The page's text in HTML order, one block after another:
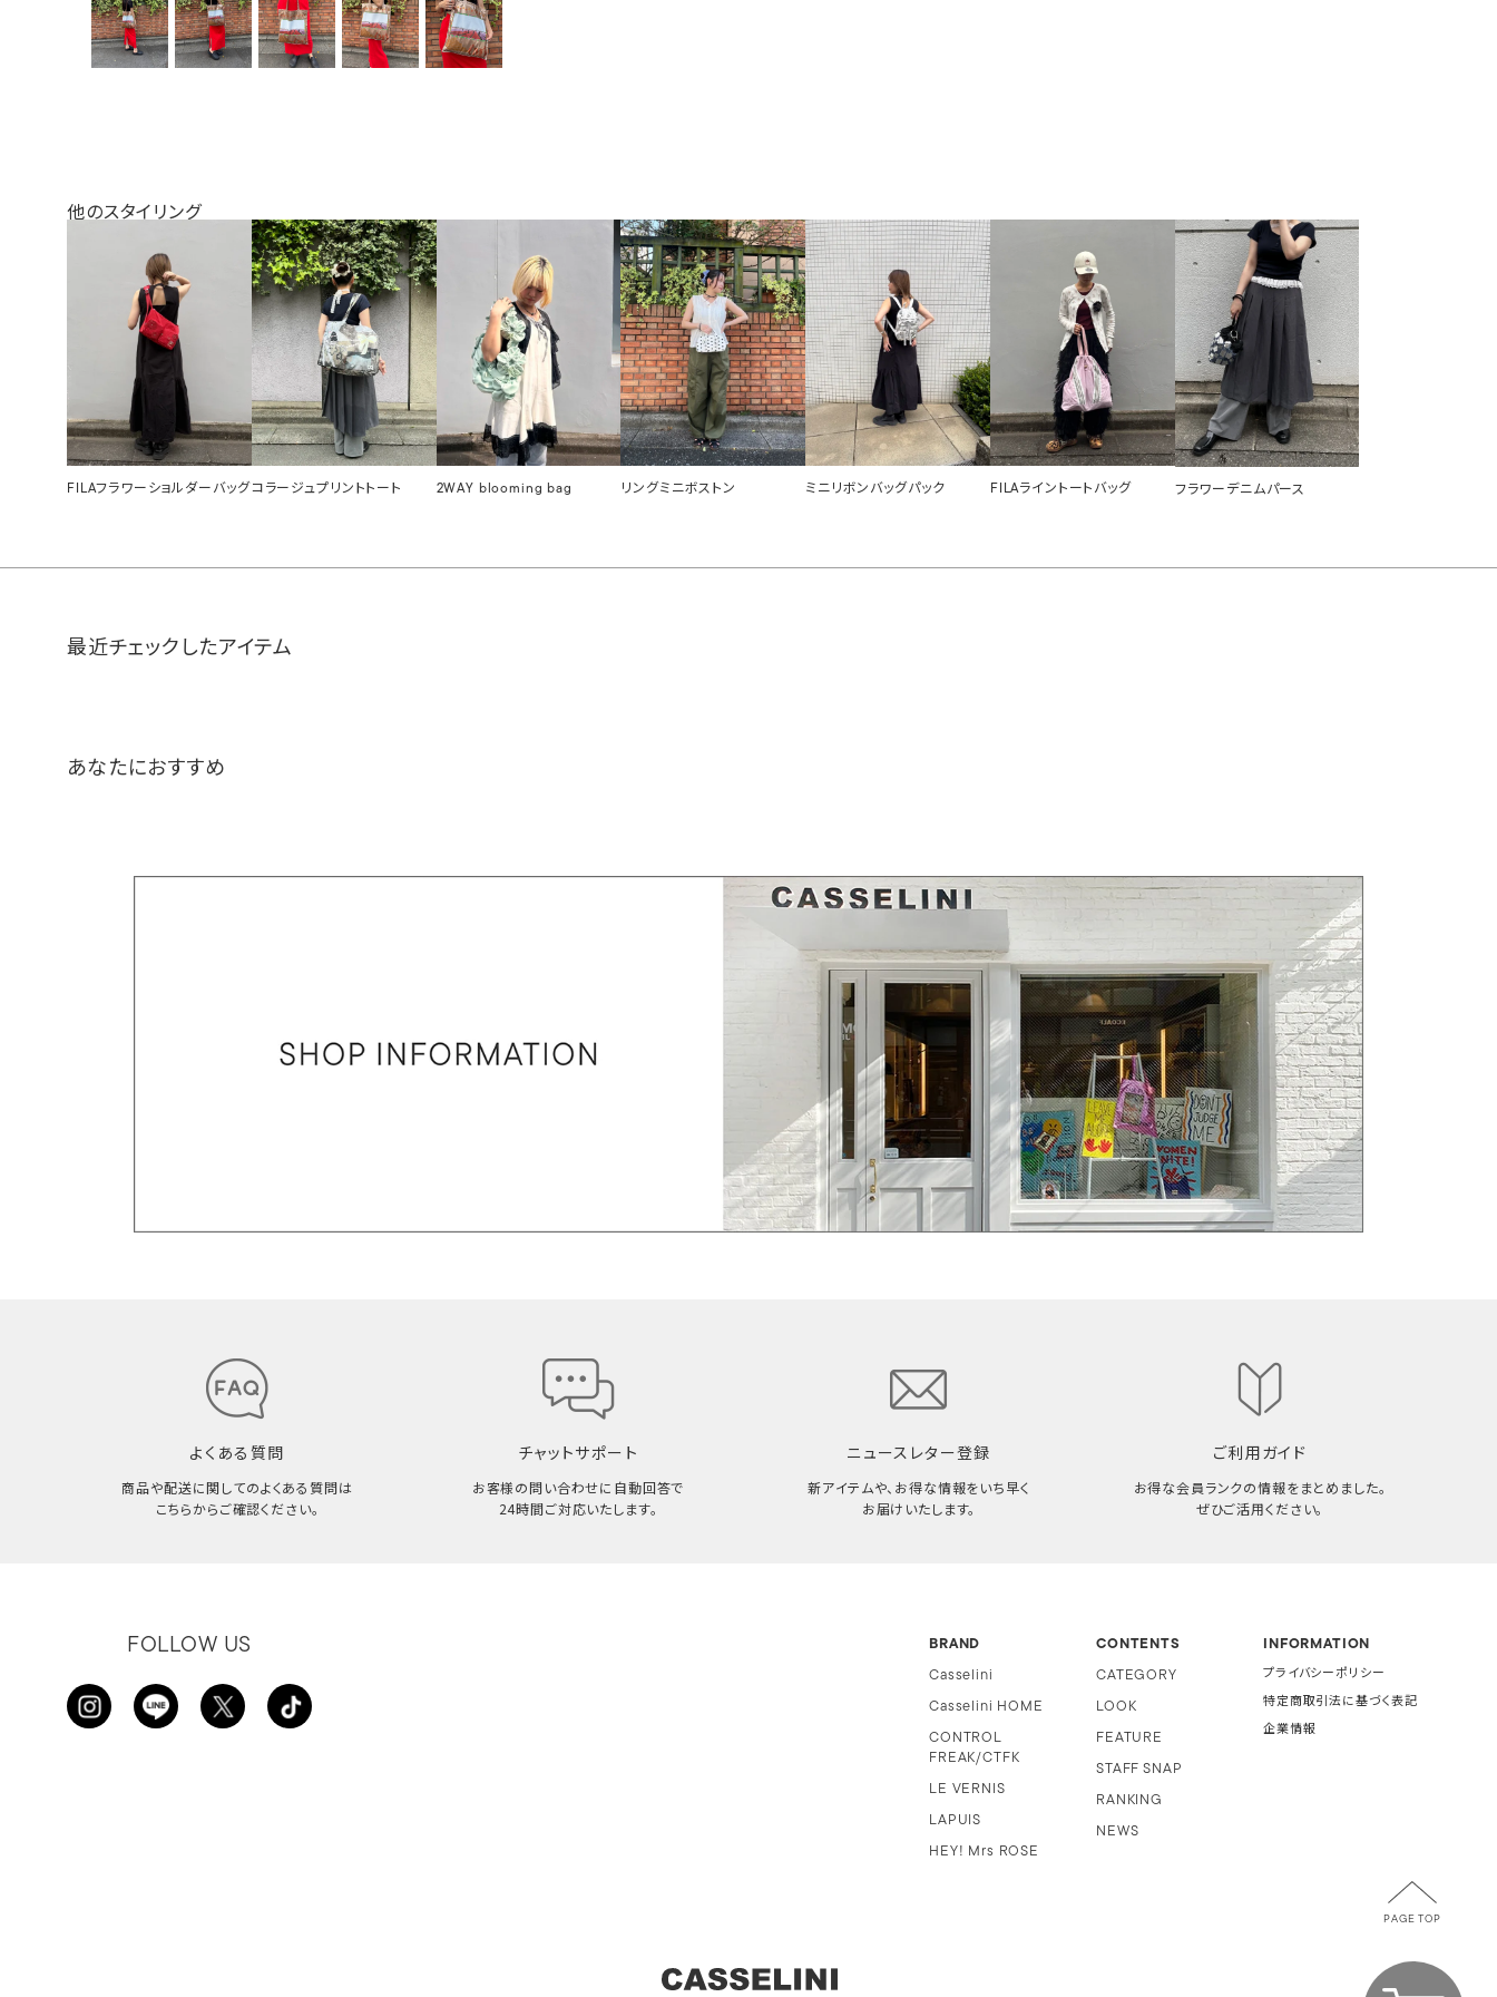
他のスタイリング
FILAフラワーショルダーバッグ コラージュプリントトート 2WAY blooming bag リングミニボストン ミニリボンバッグパック FILAライントートバッグ フラワーデニムパース
最近チェックしたアイテム
あなたにおすすめ
よくある質問
商品や配送に関してのよくある質問は
こちらからご確認ください。
チャットサポート
お客様の問い合わせに自動回答で
24時間ご対応いたします。
ニュースレター登録
新アイテムや、お得な情報をいち早く
お届けいたします。
ご利用ガイド
お得な会員ランクの情報をまとめました。
ぜひご活用ください。
FOLLOW US BRAND
Casselini
Casselini HOME
CONTROL
FREAK/CTFK
LE VERNIS
LAPUIS
HEY! Mrs ROSE
CONTENTS
CATEGORY
LOOK
FEATURE
STAFF SNAP
RANKING
NEWS
INFORMATION
プライバシーポリシー
特定商取引法に基づく表記
企業情報
PAGE TOP